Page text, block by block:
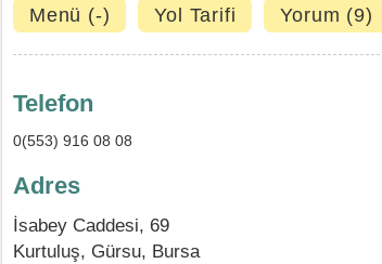
Menü (-) Yol Tarifi Yorum (9)
Telefon
0(553) 916 08 08
Adres
İsabey Caddesi, 69
Kurtuluş, Gürsu, Bursa